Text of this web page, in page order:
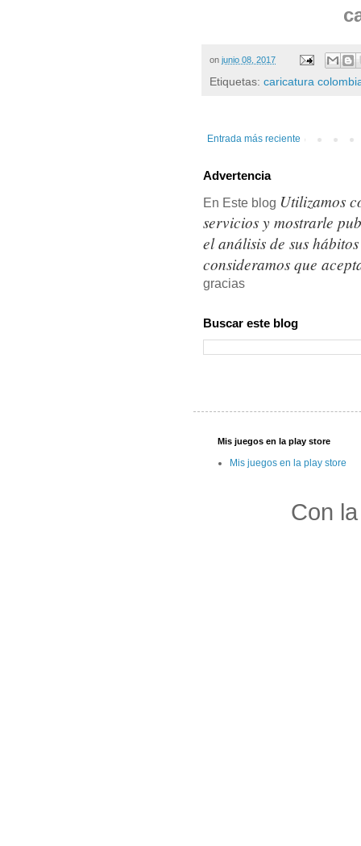
on junio 08, 2017
Etiquetas: caricatura
Entrada más reciente
Advertencia
En Este blog Utilizamos
servicios y mostrarle
el análisis de sus
consideramos que
gracias
Buscar este blog
Mis juegos en la play store
Mis juegos en la play store
Con